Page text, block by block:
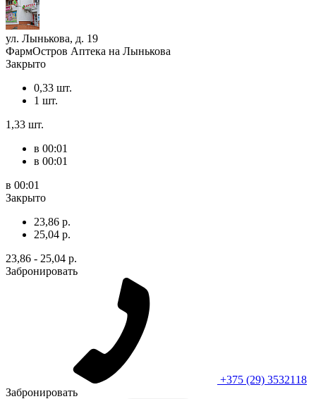
ул. Лынькова, д. 19
ФармОстров Аптека на Лынькова
Закрыто
0,33 шт.
1 шт.
1,33 шт.
в 00:01
в 00:01
в 00:01
Закрыто
23,86 р.
25,04 р.
23,86 - 25,04 р.
Забронировать
+375 (29) 3532118
Забронировать